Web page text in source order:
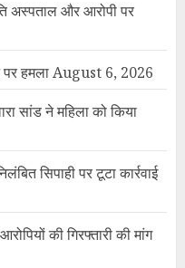
अस्पताल और आरोपी पर
हमलाAugust 6, 2026
सांड ने महिला को किया
सिपाही पर टूटा कार्रवाई
की गिरफ्तारी की मांग